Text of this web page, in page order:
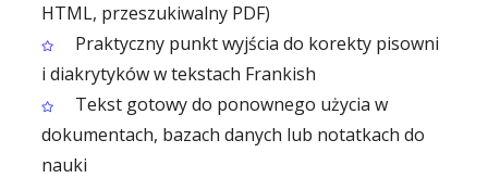
HTML, przeszukiwalny PDF)
Praktyczny punkt wyjścia do korekty pisowni
i diakrytyków w tekstach Frankish
Tekst gotowy do ponownego użycia w
dokumentach, bazach danych lub notatkach do
nauki